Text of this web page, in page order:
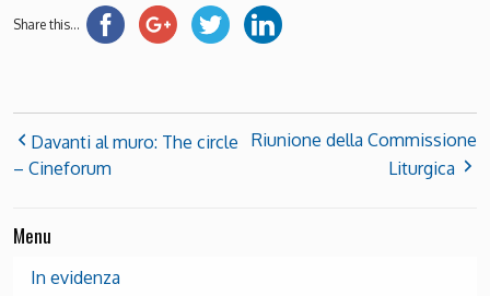
Share this...
Davanti al muro: The circle
– Cineforum
Riunione della Commissione
Liturgica
Menu
In evidenza